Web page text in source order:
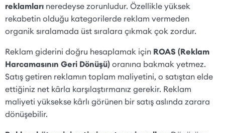
reklamları neredeyse zorunludur. Özellikle yüksek
rekabetin olduğu kategorilerde reklam vermeden
organik sıralamada üst sıralara çıkmak çok zordur.
Reklam giderini doğru hesaplamak için ROAS (Reklam
Harcamasının Geri Dönüşü) oranına bakmak yetmez.
Satış getiren reklamın toplam maliyetini, o satıştan elde
ettiğiniz net kârla karşılaştırmanız gerekir. Reklam
maliyeti yüksekse kârlı görünen bir satış aslında zarara
dönüşebilir.